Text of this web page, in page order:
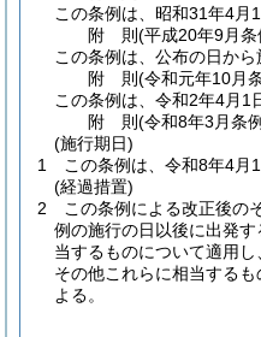
この条例は、昭和31年4月
附 則(平成20年9月条
この条例は、公布の日から
附 則(令和元年10月
この条例は、令和2年4月1
附 則(令和8年3月条
(施行期日)
1
この条例は、令和8年4月
(経過措置)
2
この条例による改正後の
例の施行の日以後に出発
当するものについて適用
その他これらに相当する
よる。